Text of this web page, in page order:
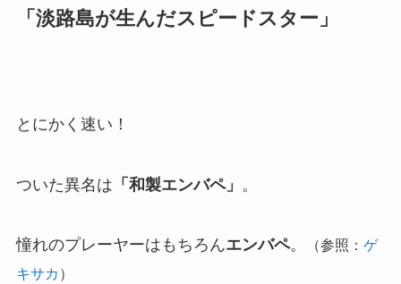
「淡路島が生んだスピードスター」
とにかく速い！
ついた異名は 「和製エンバペ」 。
憧れのプレーヤーはもちろんエンバペ。 （参照： ゲ
キサカ ）